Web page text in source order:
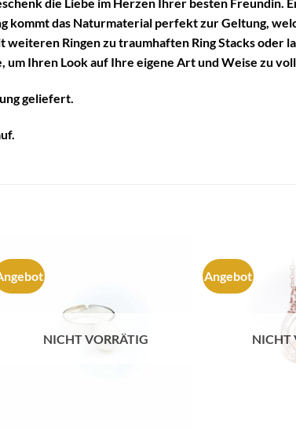
die Liebe im Herzen Ihrer besten Freundin.
kommt das Naturmaterial perfekt zur Geltung,
Ringen zu traumhaften Ring Stacks oder
Ihren Look auf Ihre eigene Art und Weise zu
geliefert.
.
NICHT VORRÄTIG
Angebot
NICHT